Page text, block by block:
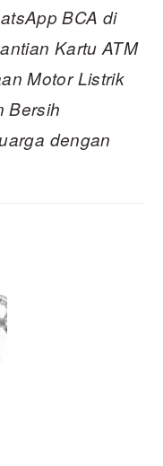
BCA di
Kartu ATM
Motor Listrik
Bersih
dengan